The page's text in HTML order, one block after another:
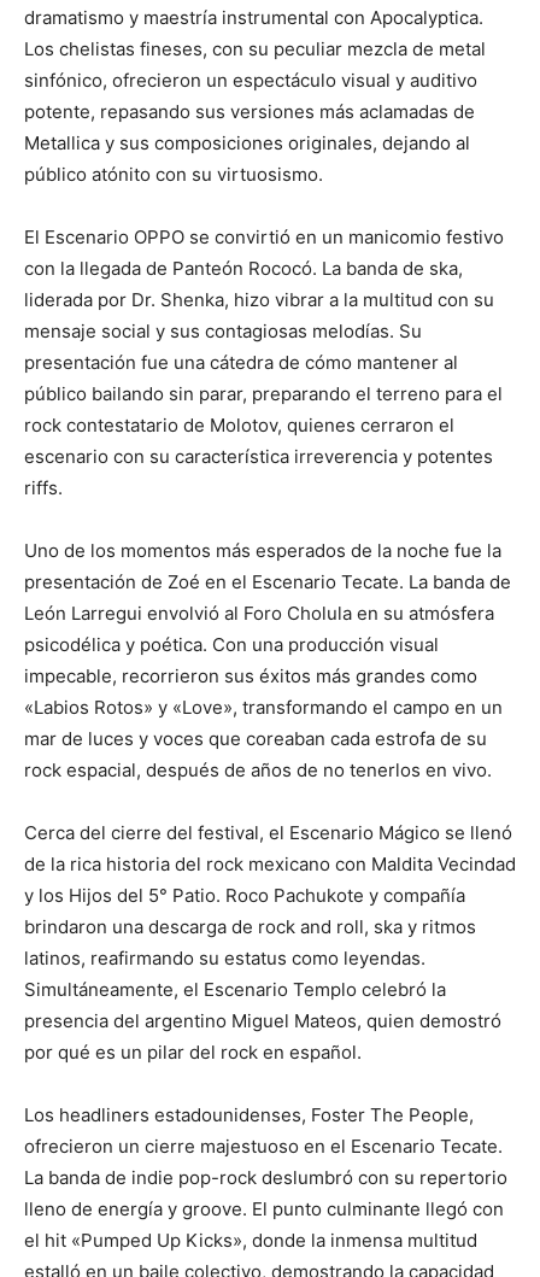
dramatismo y maestría instrumental con Apocalyptica.
Los chelistas fineses, con su peculiar mezcla de metal
sinfónico, ofrecieron un espectáculo visual y auditivo
potente, repasando sus versiones más aclamadas de
Metallica y sus composiciones originales, dejando al
público atónito con su virtuosismo.
El Escenario OPPO se convirtió en un manicomio festivo
con la llegada de Panteón Rococó. La banda de ska,
liderada por Dr. Shenka, hizo vibrar a la multitud con su
mensaje social y sus contagiosas melodías. Su
presentación fue una cátedra de cómo mantener al
público bailando sin parar, preparando el terreno para el
rock contestatario de Molotov, quienes cerraron el
escenario con su característica irreverencia y potentes
riffs.
Uno de los momentos más esperados de la noche fue la
presentación de Zoé en el Escenario Tecate. La banda de
León Larregui envolvió al Foro Cholula en su atmósfera
psicodélica y poética. Con una producción visual
impecable, recorrieron sus éxitos más grandes como
«Labios Rotos» y «Love», transformando el campo en un
mar de luces y voces que coreaban cada estrofa de su
rock espacial, después de años de no tenerlos en vivo.
Cerca del cierre del festival, el Escenario Mágico se llenó
de la rica historia del rock mexicano con Maldita Vecindad
y los Hijos del 5° Patio. Roco Pachukote y compañía
brindaron una descarga de rock and roll, ska y ritmos
latinos, reafirmando su estatus como leyendas.
Simultáneamente, el Escenario Templo celebró la
presencia del argentino Miguel Mateos, quien demostró
por qué es un pilar del rock en español.
Los headliners estadounidenses, Foster The People,
ofrecieron un cierre majestuoso en el Escenario Tecate.
La banda de indie pop-rock deslumbró con su repertorio
lleno de energía y groove. El punto culminante llegó con
el hit «Pumped Up Kicks», donde la inmensa multitud
estalló en un baile colectivo, demostrando la capacidad